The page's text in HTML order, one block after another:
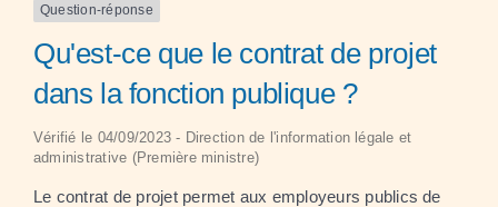
Question-réponse
Qu'est-ce que le contrat de projet
dans la fonction publique ?
Vérifié le 04/09/2023 - Direction de l'information légale et
administrative (Première ministre)
Le contrat de projet permet aux employeurs publics de